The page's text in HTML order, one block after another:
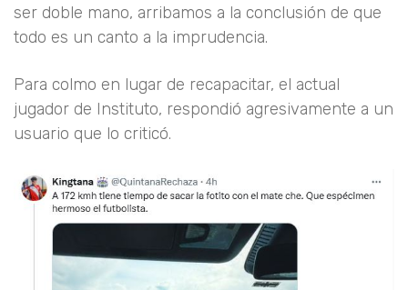
ser doble mano, arribamos a la conclusión de que
todo es un canto a la imprudencia.
Para colmo en lugar de recapacitar, el actual
jugador de Instituto, respondió agresivamente a un
usuario que lo criticó.